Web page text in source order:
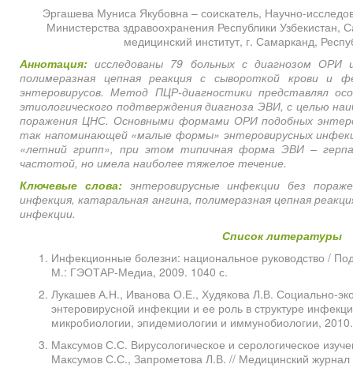
Эргашева Муниса Якубовна – соискатель, Научно-
Министерства здравоохранения Республики Узбекистан,
медицинский институт, г. Самарканд,
Аннотация: исследованы 79 больных с диагнозом ОРИ
полимеразная цепная реакция с сывороткой крови и
энтеровирусов. Метод ПЦР-диагностики представлял
этиологического подтверждения диагноза ЭВИ, с целью
поражения ЦНС. Основными формами ОРИ подобных
так напоминающей «малые формы» энтеровирусных
«летний грипп», при этом типичная форма ЭВИ –
частотой, но имела наиболее тяжелое течение.
Ключевые слова:энтеровирусные инфекции без
инфекция, катаральная ангина, полимеразная цепная
инфекции.
Список литературы
Инфекционные болезни: национальное руководство /
М.: ГЭОТАР-Медиа, 2009. 1040 с.
Лукашев А.Н., Иванова О.Е., Худякова Л.В. Социально-
энтеровирусной инфекции и ее роль в структуре
микробиологии, эпидемиологии и иммунобиологии,
Максумов С.С. Вирусологическое и серологическое
Максумов С.С., Запрометова Л.В. // Медицинский